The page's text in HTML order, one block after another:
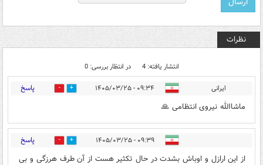
نظرات
انتشار یافته: 4 در انتظار بررسی: 0
ایرانی ۰۹:۳۴ - ۱۴۰۵/۰۳/۲۵ 1 پاسخ
ماشاالله نیروی انتظامی 🙏
۰۹:۳۹ - ۱۴۰۵/۰۳/۲۵ 0 پاسخ
از این ارازل و اوباش بشدت در حال تکثیر هست از آن طرف هرزگی و بی